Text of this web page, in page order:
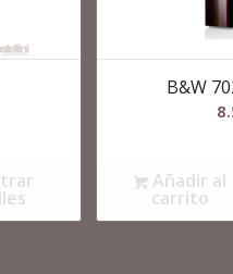
B&W
Añadir al
carrito